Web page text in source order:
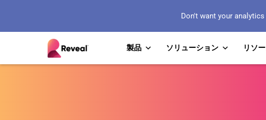
Don't want your
製品 ソリューション リソ